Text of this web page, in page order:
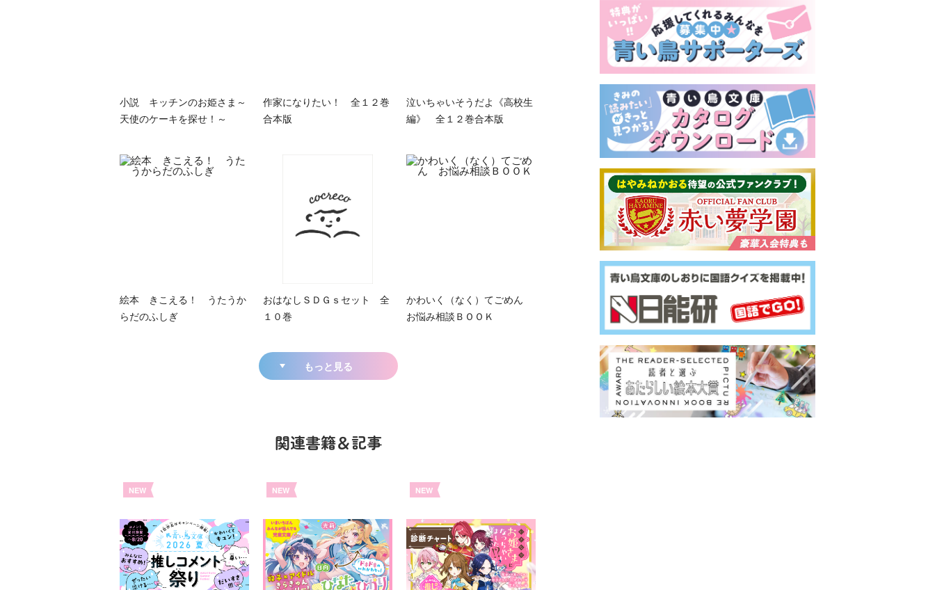
小説 キッチンのお姫さま～
天使のケーキを探せ！～
作家になりたい！ 全１２巻
合本版
泣いちゃいそうだよ《高校生
編》 全１２巻合本版
絵本 きこえる！ うたうか
らだのふしぎ
おはなしＳＤＧｓセット 全
１０巻
かわいく（なく）てごめん
お悩み相談ＢＯＯＫ
もっと見る
関連書籍＆記事
NEW NEW NEW